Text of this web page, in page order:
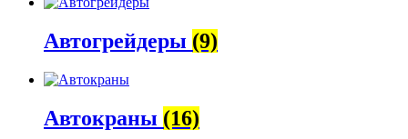
Автогрейдеры (9)
Автокраны (16)